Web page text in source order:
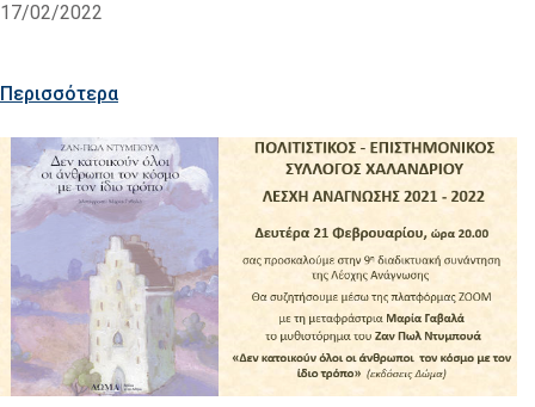
17/02/2022
Περισσότερα